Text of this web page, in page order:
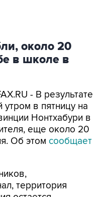
около 20
в школе в
- В результате
в пятницу на
Нонтхабури в
еще около 20
Об этом сообщает
территория